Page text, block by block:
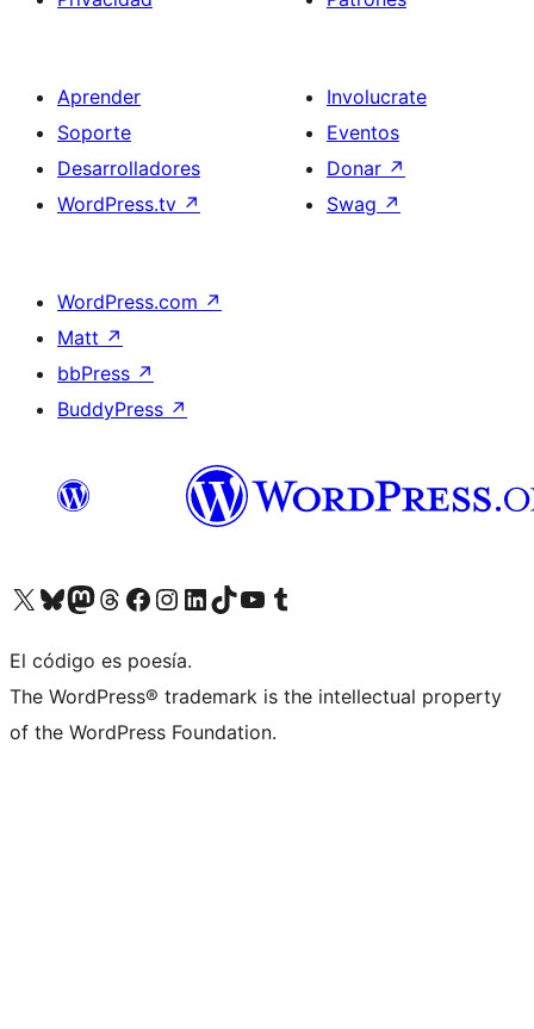
Aprender
Soporte
Desarrolladores
WordPress.tv ↗
Involucrate
Eventos
Donar ↗
Swag ↗
WordPress.com ↗
Matt ↗
bbPress ↗
BuddyPress ↗
Visitá nuestra cuenta de X (anteriormente Twitter)
Visitá nuestra cuenta de Bluesky
Visitá nuestra cuenta de Mastodon
Visitá nuestra cuenta de Threads
Visitá nuestra página de Facebook
Visitá nuestra cuenta de Instagram
Visitá nuestra cuenta de LinkedIn
Visitá nuestra cuenta de TikTok
Visitá nuestro canal de YouTube
Visitá nuestra cuenta de Tumblr
El código es poesía.
The WordPress® trademark is the intellectual property
of the WordPress Foundation.